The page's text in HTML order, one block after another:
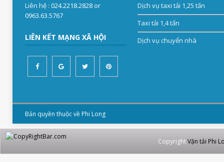
Liên hệ: 024.2218.2828 or
0963.63.5767
LIÊN KẾT MẠNG XÃ HỘI
Dịch vụ taxi tải 1,25 tấn
Taxi tải 1,4 tấn
Dịch vụ chuyển nhà
Bản quyền thuộc về Phi Long
CopyrightVận tải Phi